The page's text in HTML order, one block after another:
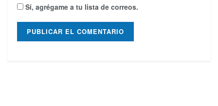
Sí, agrégame a tu lista de correos.